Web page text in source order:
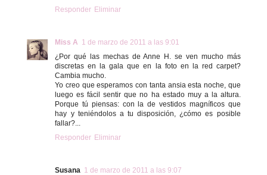
Responder Eliminar
Miss A 1 de marzo de 2011 a las 9:01
¿Por qué las mechas de Anne H. se ven mucho más
discretas en la gala que en la foto en la red carpet?
Cambia mucho.
Yo creo que esperamos con tanta ansia esta noche, que
luego es fácil sentir que no ha estado muy a la altura.
Porque tú piensas: con la de vestidos magníficos que
hay y teniéndolos a tu disposición, ¿cómo es posible
fallar?...
Responder Eliminar
Susana 1 de marzo de 2011 a las 9:07